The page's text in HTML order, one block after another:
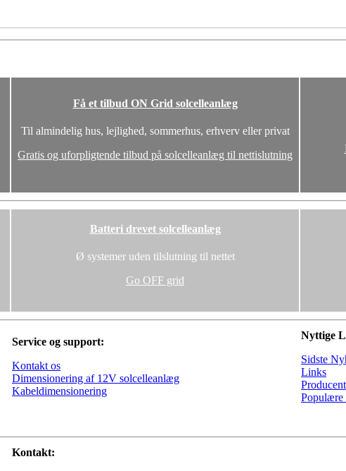
Få et tilbud ON Grid solcelleanlæg
Til almindelig hus, lejlighed, sommerhus, erhverv eller privat
Gratis og uforpligtende tilbud på solcelleanlæg til nettislutning
Batteri drevet solcelleanlæg
Ø systemer uden tilslutning til nettet
Go OFF grid
Service og support:
Kontakt os
Dimensionering af 12V solcelleanlæg
Kabeldimensionering
Nyttige
Sidste
Links
Populære
Kontakt: